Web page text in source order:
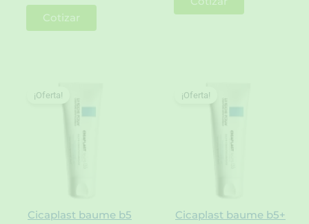
Cotizar
Cicaplast baume b5
¡Oferta!
Cicaplast baume b5+
¡Oferta!